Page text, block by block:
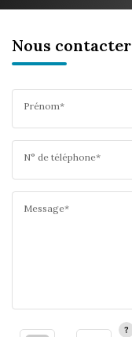
Nous contacter
Prénom*
N° de téléphone*
Message*